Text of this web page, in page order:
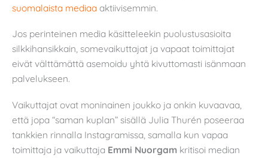
suomalaista mediaa aktiivisemmin.
Jos perinteinen media käsitteleekin puolustusasioita
silkkihansikkain, somevaikuttajat ja vapaat toimittajat
eivät välttämättä asemoidu yhtä kivuttomasti isänmaan
palvelukseen.
Vaikuttajat ovat moninainen joukko ja onkin kuvaavaa,
että jopa “saman kuplan” sisällä Julia Thurén poseeraa
tankkien rinnalla Instagramissa, samalla kun vapaa
toimittaja ja vaikuttaja Emmi Nuorgam kritisoi median